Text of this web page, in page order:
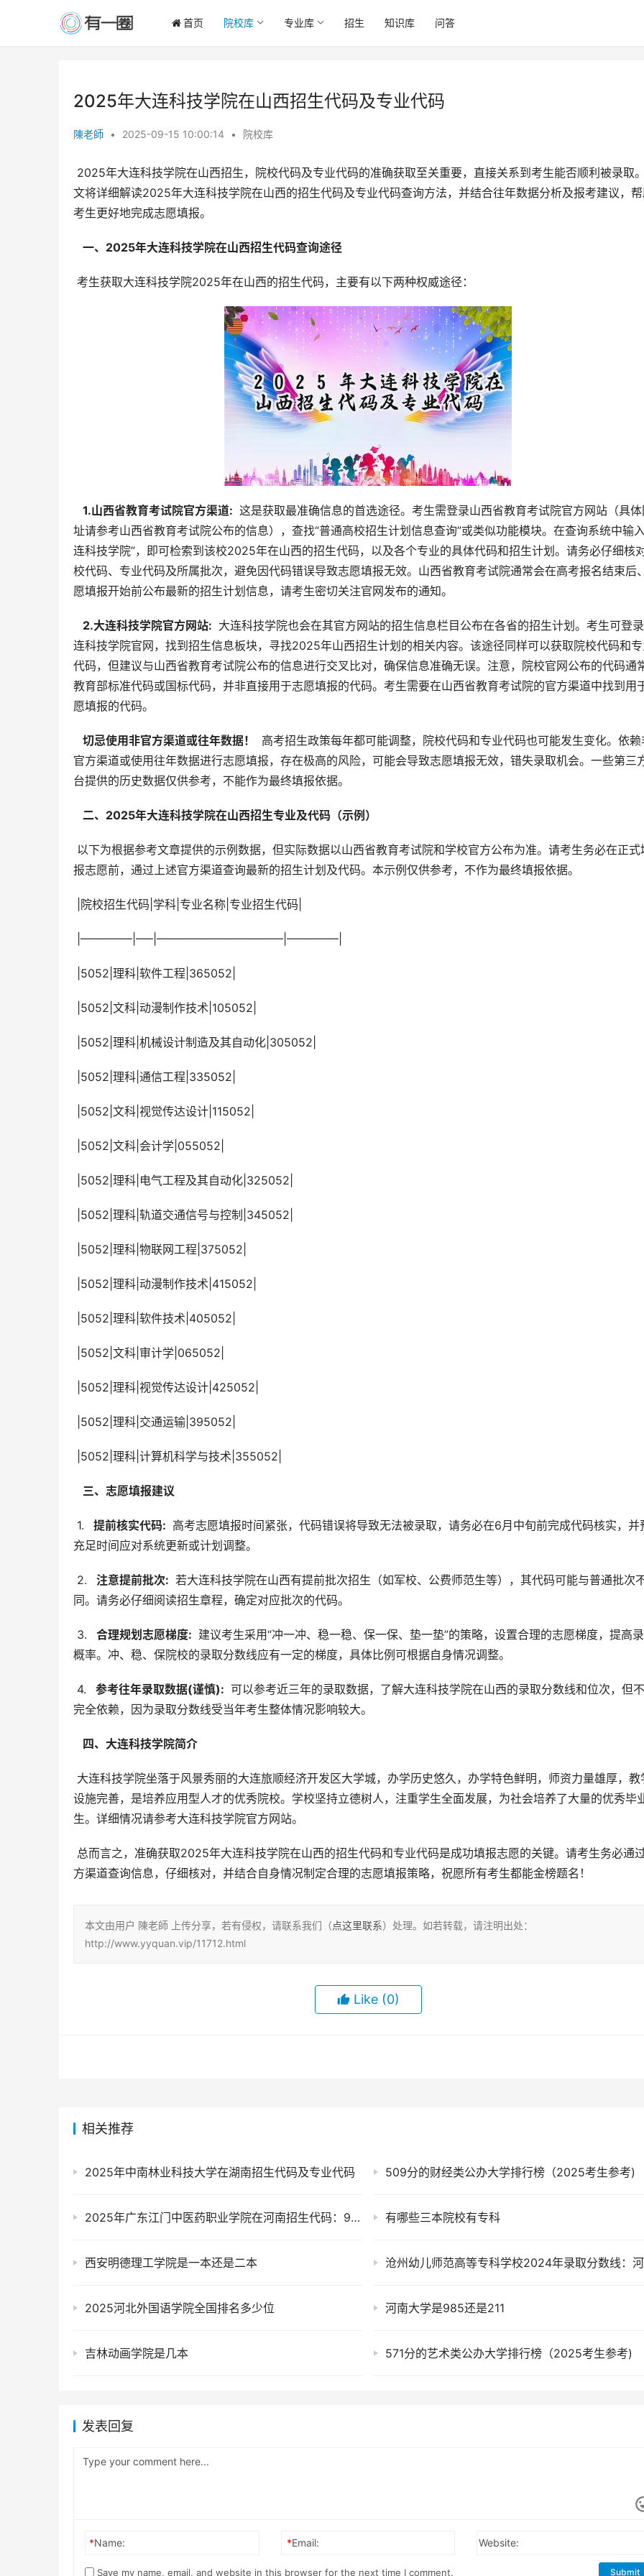
首页 院校库 专业库 招生 知识库 问答
2025年大连科技学院在山西招生代码及专业代码
陳老師 • 2025-09-15 10:00:14 • 院校库
文将详细解读2025年大连科技学院在山西的招生代码及专业代码查询方法，并结合往年数据分析及报考建议，
考生更好地完成志愿填报。
  一、2025年大连科技学院在山西招生代码查询途径
考生获取大连科技学院2025年在山西的招生代码，主要有以下两种权威途径：
  1.山西省教育考试院官方渠道:
这是获取最准确信息的首选途径。考生需登录山西省教育考试院官方网站（具
址请参考山西省教育考试院公布的信息），查找“普通高校招生计划信息查询”或类似功能模块。在查询系统中输
连科技学院”，即可检索到该校2025年在山西的招生代码，以及各个专业的具体代码和招生计划。请务必仔细核
校代码、专业代码及所属批次，避免因代码错误导致志愿填报无效。山西省教育考试院通常会在高考报名结束后
愿填报开始前公布最新的招生计划信息，请考生密切关注官网发布的通知。
  2.大连科技学院官方网站:
大连科技学院也会在其官方网站的招生信息栏目公布在各省的招生计划。考生可登
连科技学院官网，找到招生信息板块，寻找2025年山西招生计划的相关内容。该途径同样可以获取院校代码和
代码，但建议与山西省教育考试院公布的信息进行交叉比对，确保信息准确无误。注意，院校官网公布的代码通
教育部标准代码或国标代码，并非直接用于志愿填报的代码。考生需要在山西省教育考试院的官方渠道中找到用
愿填报的代码。
  切忌使用非官方渠道或往年数据！
高考招生政策每年都可能调整，院校代码和专业代码也可能发生变化。依赖
官方渠道或使用往年数据进行志愿填报，存在极高的风险，可能会导致志愿填报无效，错失录取机会。一些第三
台提供的历史数据仅供参考，不能作为最终填报依据。
  二、2025年大连科技学院在山西招生专业及代码（示例）
报志愿前，通过上述官方渠道查询最新的招生计划及代码。本示例仅供参考，不作为最终填报依据。
|院校招生代码|学科|专业名称|专业招生代码|
|————–|—–|———————————|————–|
|5052|理科|软件工程|365052|
|5052|文科|动漫制作技术|105052|
|5052|理科|机械设计制造及其自动化|305052|
|5052|理科|通信工程|335052|
|5052|文科|视觉传达设计|115052|
|5052|文科|会计学|055052|
|5052|理科|电气工程及其自动化|325052|
|5052|理科|轨道交通信号与控制|345052|
|5052|理科|物联网工程|375052|
|5052|理科|动漫制作技术|415052|
|5052|理科|软件技术|405052|
|5052|文科|审计学|065052|
|5052|理科|视觉传达设计|425052|
|5052|理科|交通运输|395052|
|5052|理科|计算机科学与技术|355052|
  三、志愿填报建议
1.
  提前核实代码:
高考志愿填报时间紧张，代码错误将导致无法被录取，请务必在6月中旬前完成代码核实，并
充足时间应对系统更新或计划调整。
2.
  注意提前批次:
若大连科技学院在山西有提前批次招生（如军校、公费师范生等），其代码可能与普通批次
同。请务必仔细阅读招生章程，确定对应批次的代码。
3.
  合理规划志愿梯度:
建议考生采用“冲一冲、稳一稳、保一保、垫一垫”的策略，设置合理的志愿梯度，提高
概率。冲、稳、保院校的录取分数线应有一定的梯度，具体比例可根据自身情况调整。
4.
  参考往年录取数据(谨慎):
可以参考近三年的录取数据，了解大连科技学院在山西的录取分数线和位次，但
完全依赖，因为录取分数线受当年考生整体情况影响较大。
  四、大连科技学院简介
设施完善，是培养应用型人才的优秀院校。学校坚持立德树人，注重学生全面发展，为社会培养了大量的优秀毕
生。详细情况请参考大连科技学院官方网站。
方渠道查询信息，仔细核对，并结合自身情况制定合理的志愿填报策略，祝愿所有考生都能金榜题名！
本文由用户 陳老師 上传分享，若有侵权，请联系我们（点这里联系）处理。如若转载，请注明出处：
http://www.yyquan.vip/11712.html
Like (0)
相关推荐
2025年中南林业科技大学在湖南招生代码及专业代码 509分的财经类公办大学排行榜（2025考生参考)
2025年广东江门中医药职业学院在河南招生代码：9187 有哪些三本院校有专科
西安明德理工学院是一本还是二本
2025河北外国语学院全国排名多少位 河南大学是985还是211
吉林动画学院是几本 571分的艺术类公办大学排行榜（2025考生参考)
发表回复
*Name: *Email: Website:
Save my name, email, and website in this browser for the next time I comment. Submit